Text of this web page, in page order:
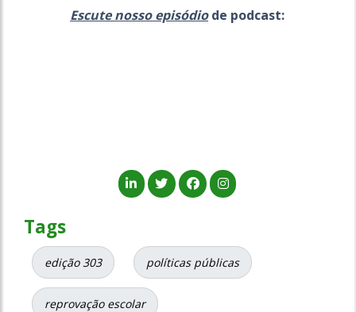
Escute nosso episódiode podcast:
Tags
edição 303 políticas públicas
reprovação escolar